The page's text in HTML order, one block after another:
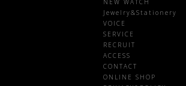
NEW WATCH
Jewelry&Stationery
VOICE
SERVICE
RECRUIT
ACCESS
CONTACT
ONLINE SHOP